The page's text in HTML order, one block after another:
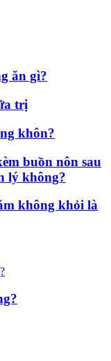
ăn gì?
trị
khôn?
buồn nôn sau
lý không?
không khỏi là